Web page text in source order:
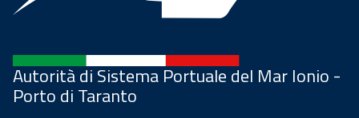
Autorità di Sistema Portuale del Mar Ionio -
Porto di Taranto